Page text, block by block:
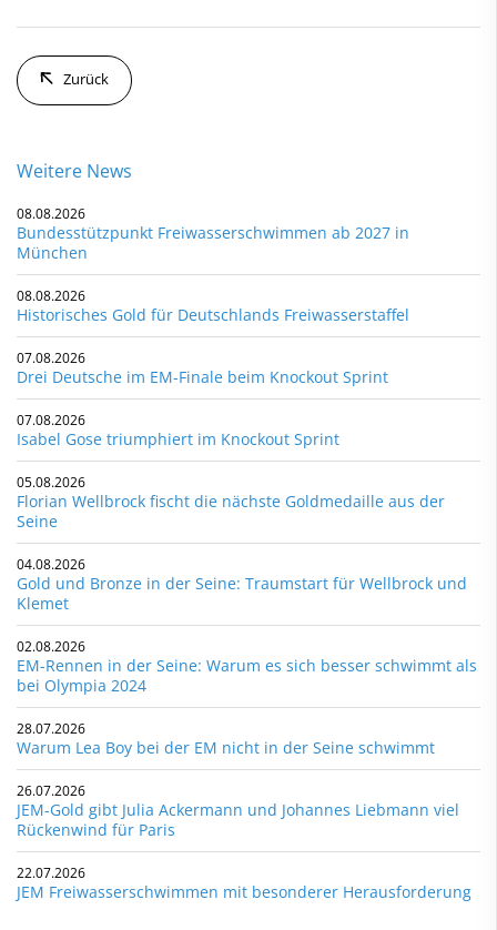
Zurück
Weitere News
08.08.2026
Bundesstützpunkt Freiwasserschwimmen ab 2027 in
München
08.08.2026
Historisches Gold für Deutschlands Freiwasserstaffel
07.08.2026
Drei Deutsche im EM-Finale beim Knockout Sprint
07.08.2026
Isabel Gose triumphiert im Knockout Sprint
05.08.2026
Florian Wellbrock fischt die nächste Goldmedaille aus der
Seine
04.08.2026
Gold und Bronze in der Seine: Traumstart für Wellbrock und
Klemet
02.08.2026
EM-Rennen in der Seine: Warum es sich besser schwimmt als
bei Olympia 2024
28.07.2026
Warum Lea Boy bei der EM nicht in der Seine schwimmt
26.07.2026
JEM-Gold gibt Julia Ackermann und Johannes Liebmann viel
Rückenwind für Paris
22.07.2026
JEM Freiwasserschwimmen mit besonderer Herausforderung